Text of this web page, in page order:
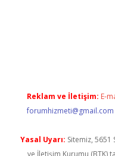
Reklam ve İletişim: E-
forumhizmeti@gmail.com
Yasal Uyarı: Sitemiz, 5651
ve İletişim Kurumu (BTK)